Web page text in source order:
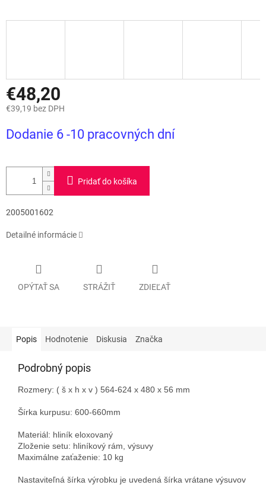
€48,20
€39,19 bez DPH
cena:
Dodanie 6 -10 pracovných dní
Pridať do košíka
2005001602
Detailné informácie
OPÝTAŤ SA STRÁŽIŤ ZDIEĽAŤ
Popis Hodnotenie Diskusia Značka
Podrobný popis
Rozmery: ( š x h x v ) 564-624 x 480 x 56 mm
Šírka kurpusu: 600-660mm
Materiál: hliník eloxovaný
Zloženie setu: hliníkový rám, výsuvy
Maximálne zaťaženie: 10 kg
Nastaviteľná šírka výrobku je uvedená šírka vrátane výsuvov